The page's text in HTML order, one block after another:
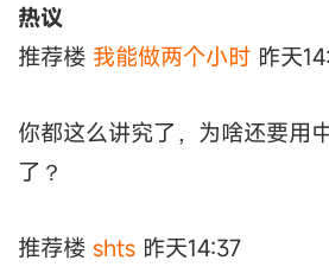
热议
推荐楼 我能做两个小时 昨天
你都这么讲究了，为啥还要用
了？
推荐楼 shts 昨天14:37